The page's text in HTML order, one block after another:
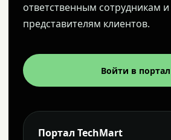
ответственным сотрудникам
представителям клиентов.
Войти в портал
Портал TechMart